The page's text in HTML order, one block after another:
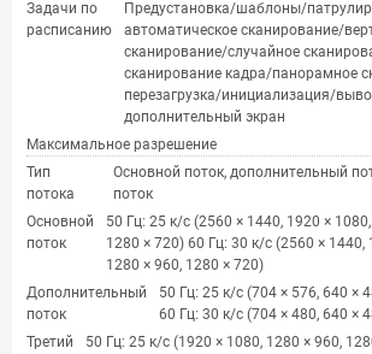
Задачи по
расписанию
Предустановка/шаблоны/
автоматическое сканирование/
сканирование/случайное
сканирование кадра/панорамное
перезагрузка/инициализация/
дополнительный экран
Максимальное разрешение
Тип
потока
Основной поток, дополнительный
поток
Основной
поток
50 Гц: 25 к/с (2560 × 1440, 1920 ×
1280 × 720) 60 Гц: 30 к/с (2560 × 1440,
1280 × 960, 1280 × 720)
Дополнительный
поток
50 Гц: 25 к/с (704 × 576, 640 ×
60 Гц: 30 к/с (704 × 480, 640 ×
Третий
50 Гц: 25 к/с (1920 × 1080, 1280 × 960,